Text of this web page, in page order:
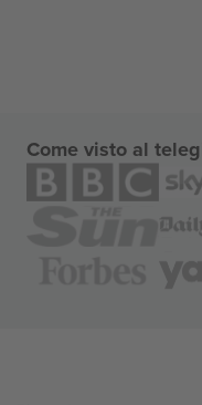
Come visto al